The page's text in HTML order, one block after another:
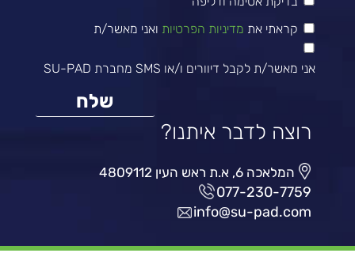
קראתי את מדיניות הפרטיות ואני מאשר/ת
אני מאשר/ת לקבל דיוורים ו/או SMS מחברת SU-PAD
רוצה לדבר איתנו?
המלאכה 6, א.ת ראש העין 4809112
077-230-7759
info@su-pad.com